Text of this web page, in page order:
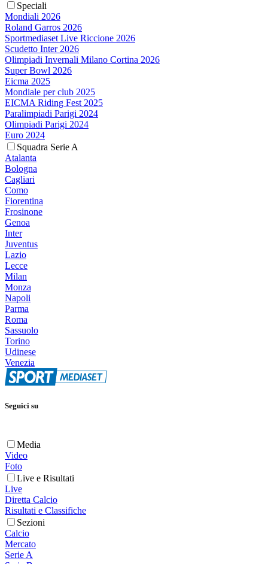
Speciali
Mondiali 2026
Roland Garros 2026
Sportmediaset Live Riccione 2026
Scudetto Inter 2026
Olimpiadi Invernali Milano Cortina 2026
Super Bowl 2026
Eicma 2025
Mondiale per club 2025
EICMA Riding Fest 2025
Paralimpiadi Parigi 2024
Olimpiadi Parigi 2024
Euro 2024
Squadra Serie A
Atalanta
Bologna
Cagliari
Como
Fiorentina
Frosinone
Genoa
Inter
Juventus
Lazio
Lecce
Milan
Monza
Napoli
Parma
Roma
Sassuolo
Torino
Udinese
Venezia
Seguici su
Media
Video
Foto
Live e Risultati
Live
Diretta Calcio
Risultati e Classifiche
Sezioni
Calcio
Mercato
Serie A